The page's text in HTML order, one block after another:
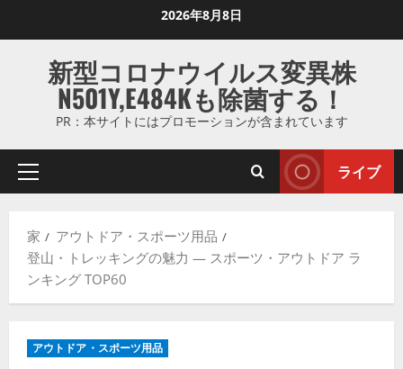
ス
ッ
2026年8月8日
新型コロナウイルス変異株
N501Y,E484Kも除菌する！
PR：本サイトにはプロモーションが含まれています
プ
マ
リ
メ
ー
ライブ
家
アウトドア・スポーツ用品
登山・トレッキングの魅力 — スポーツ・アウトドア ラ
ンキング TOP60
アウトドア・スポーツ用品